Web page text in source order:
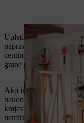
Upleti sada štapove
napravio što čvršći
centimetara sloja.
grane kao što je
STIHL
Ako imaš samo kraće
nakon srednjeg
krajevi ostaju vidljivi
nemirnije.